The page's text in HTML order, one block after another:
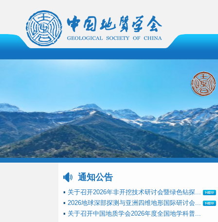
通知公告
▪ 关于召开2026年非开挖技术研讨会暨绿色钻探...
▪ 2026地球深部探测与亚洲四维地形国际研讨会...
▪ 关于召开中国地质学会2026年度全国地学科普...